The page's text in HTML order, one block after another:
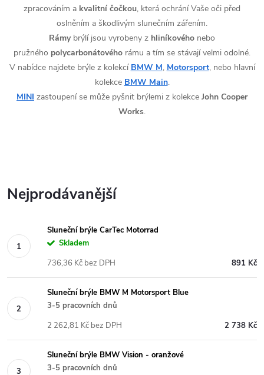
zpracováním a kvalitní čočkou, která ochrání Vaše oči před
oslněním a škodlivým slunečním zářením.
Rámybrýlí jsou vyrobeny z hliníkového nebo
pružného polycarbonátového rámu a tím se stávají velmi odolné.
V nabídce najdete brýle z kolekcí BMW M, Motorsport, nebo hlavní
kolekce BMW Main.
MINI zastoupení se může pyšnit brýlemi z kolekce John Cooper
Works.
Nejprodávanější
Sluneční brýle CarTec Motorrad
Skladem
891 Kč
736,36 Kč bez DPH
Sluneční brýle BMW M Motorsport Blue
3-5 pracovních dnů
2 738 Kč
2 262,81 Kč bez DPH
Sluneční brýle BMW Vision - oranžové
3-5 pracovních dnů